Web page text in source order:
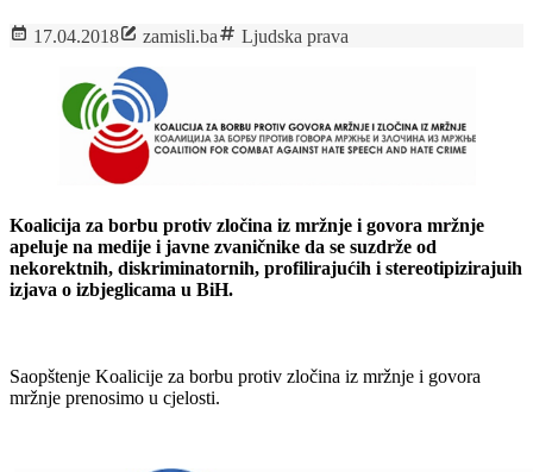
17.04.2018 zamisli.ba Ljudska prava
Koalicija za borbu protiv zločina iz mržnje i govora mržnje
apeluje na medije i javne zvaničnike da se suzdrže od
nekorektnih, diskriminatornih, profilirajućih i stereotipizirajuih
izjava o izbjeglicama u BiH.
Saopštenje Koalicije za borbu protiv zločina iz mržnje i govora
mržnje prenosimo u cjelosti.